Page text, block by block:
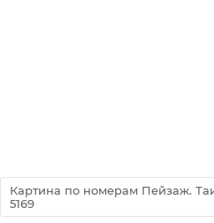
Картина по номерам Пейзаж.
5169